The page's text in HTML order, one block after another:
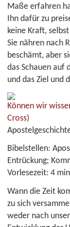
Maße erfahren
Ihn dafür zu
keine Kraft,
Sie nähren nach
beschämt, aber
das Schauen auf
und das Ziel und
Können wir
Cross)
Bibelstellen:
Entrückung;
Vorlesezeit: 4 min
Wann die Zeit
zu sich
weder nach